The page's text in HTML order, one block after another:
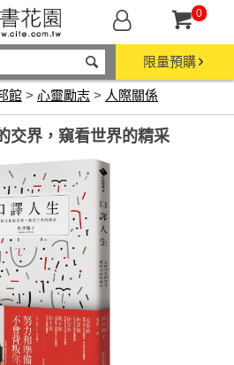
0
限量預購
館 > 心靈勵志 > 人際關係
交界，窺看世界的精采